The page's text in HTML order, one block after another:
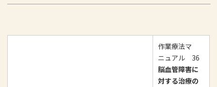
作業療法マ
ニュアル 36
脳血管障害に
対する治療の